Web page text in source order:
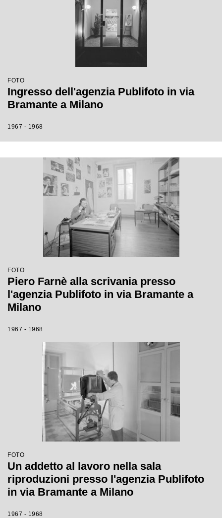
FOTO
Ingresso dell'agenzia Publifoto in via
Bramante a Milano
1967 - 1968
FOTO
Piero Farnè alla scrivania presso
l'agenzia Publifoto in via Bramante a
Milano
1967 - 1968
FOTO
Un addetto al lavoro nella sala
riproduzioni presso l'agenzia Publifoto
in via Bramante a Milano
1967 - 1968